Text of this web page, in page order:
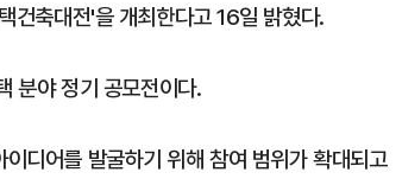
건축대전'을 개최한다고 16일 밝혔다.
분야 정기 공모전이다.
디어를 발굴하기 위해 참여 범위가 확대되고